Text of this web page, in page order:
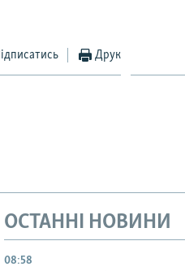
Підписатись Друк
ОСТАННІ НОВИНИ
08:58